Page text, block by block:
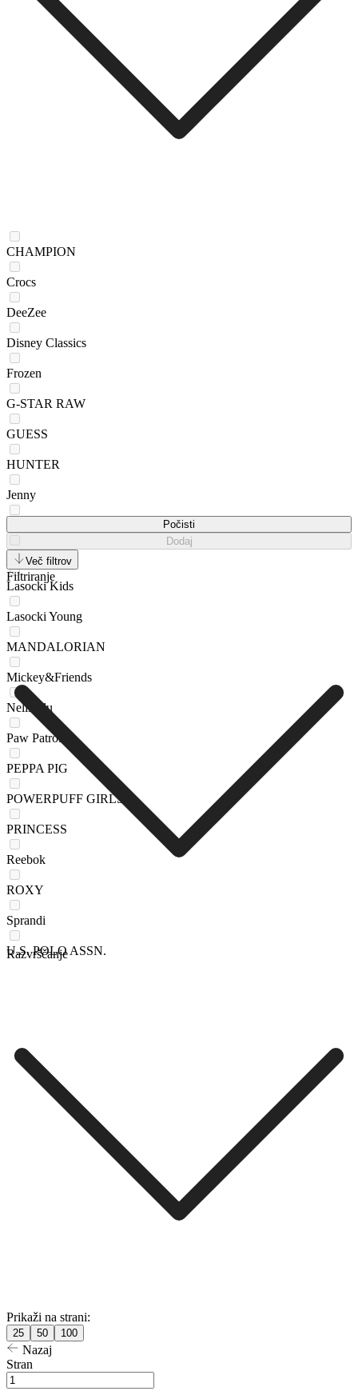
CHAMPION
Crocs
DeeZee
Disney Classics
Frozen
G-STAR RAW
GUESS
HUNTER
Jenny
Kappa
Lasocki Kids
Lasocki Young
MANDALORIAN
Mickey&Friends
Nelli Blu
Paw Patrol
PEPPA PIG
POWERPUFF GIRLS
PRINCESS
Reebok
ROXY
Sprandi
U.S. POLO ASSN.
Počisti
Dodaj
Več filtrov
Filtriranje
Razvrščanje
Prikaži na strani:
25 50 100
Nazaj
Stran